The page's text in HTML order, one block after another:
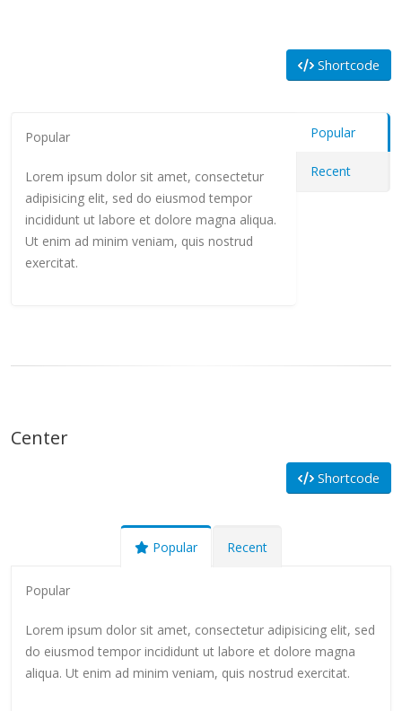
Shortcode
Popular
Lorem ipsum dolor sit amet, consectetur
adipisicing elit, sed do eiusmod tempor
incididunt ut labore et dolore magna aliqua.
Ut enim ad minim veniam, quis nostrud
exercitat.
Popular
Recent
Center
Shortcode
Popular Recent
Popular
Lorem ipsum dolor sit amet, consectetur adipisicing elit, sed
do eiusmod tempor incididunt ut labore et dolore magna
aliqua. Ut enim ad minim veniam, quis nostrud exercitat.